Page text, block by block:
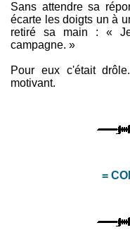
Sans attendre sa
écarte les doigts un à
retiré sa main : «
campagne. »
Pour eux c'était
motivant.
=